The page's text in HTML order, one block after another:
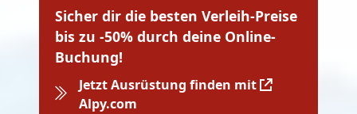
Sicher dir die besten Verleih-Preise
bis zu -50% durch deine Online-
Buchung!
Jetzt Ausrüstung finden mit
Alpy.com